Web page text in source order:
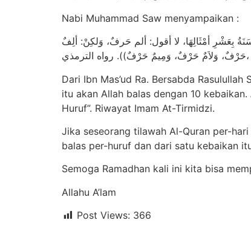
Nabi Muhammad Saw menyampaikan :
بِعَشْرِ أمْثَالِهَا، لا أقول: ألم حَرفٌ، وَلكِنْ: ألِفٌ
حَرْفٌ، وَلاَمٌ حَرْفٌ، وَمِيمٌ حَرْفٌ)). رواه الترمذي،
Dari Ibn Mas’ud Ra. Bersabda
itu akan Allah balas dengan 10
Huruf”. Riwayat Imam At-Tirmidzi.
Jika seseorang tilawah Al-Quran per-
balas per-huruf dan dari satu kebaikan
Semoga Ramadhan kali ini kita bisa
Allahu A’lam
Post Views: 366